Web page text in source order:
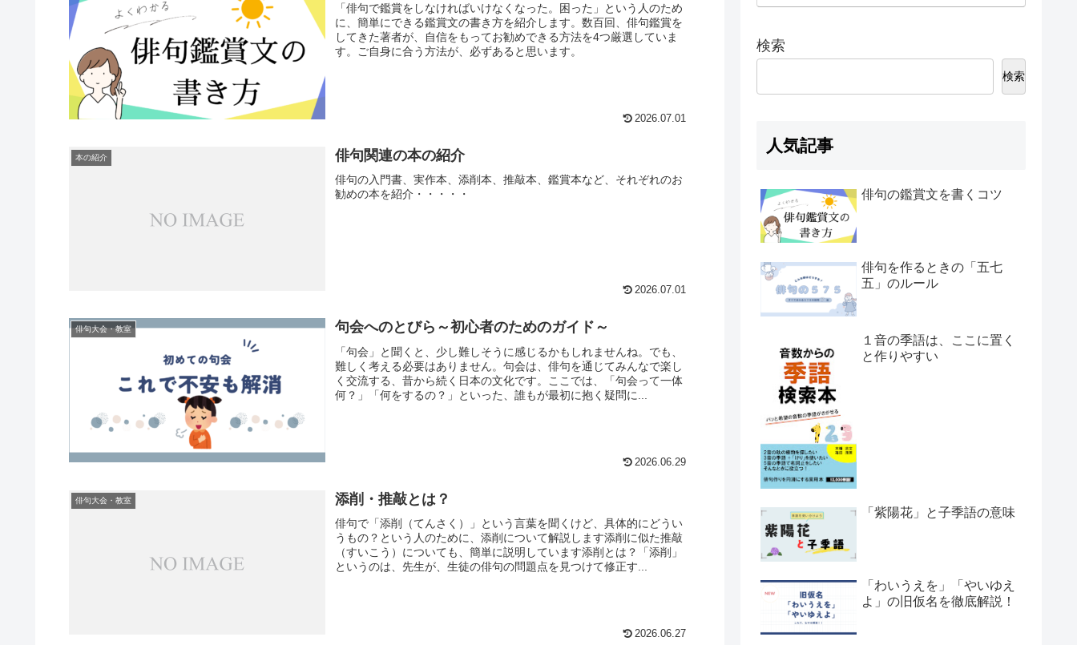
「俳句で鑑賞をしなければいけなくなった。困った」という人のため
に、簡単にできる鑑賞文の書き方を紹介します。数百回、俳句鑑賞を
してきた著者が、自信をもってお勧めできる方法を4つ厳選していま
す。ご自身に合う方法が、必ずあると思います。
2026.07.01
本の紹介 俳句関連の本の紹介
俳句の入門書、実作本、添削本、推敲本、鑑賞本など、それぞれのお
勧めの本を紹介・・・・・
2026.07.01
俳句大会・教室 句会へのとびら～初心者のためのガイド～
「句会」と聞くと、少し難しそうに感じるかもしれませんね。でも、
難しく考える必要はありません。句会は、俳句を通じてみんなで楽し
く交流する、昔から続く日本の文化です。ここでは、「句会って一体
何？」「何をするの？」といった、誰もが最初に抱く疑問に...
2026.06.29
俳句大会・教室 添削・推敲とは？
俳句で「添削（てんさく）」という言葉を聞くけど、具体的にどうい
うもの？という人のために、添削について解説します添削に似た推敲
（すいこう）についても、簡単に説明しています添削とは？「添削」
というのは、先生が、生徒の俳句の問題点を見つけて修正す...
2026.06.27
検索
検索
人気記事
俳句の鑑賞文を書くコツ
俳句を作るときの「五七
五」のルール
１音の季語は、ここに置く
と作りやすい
「紫陽花」と子季語の意味
「わいうえを」「やいゆえ
よ」の旧仮名を徹底解説！